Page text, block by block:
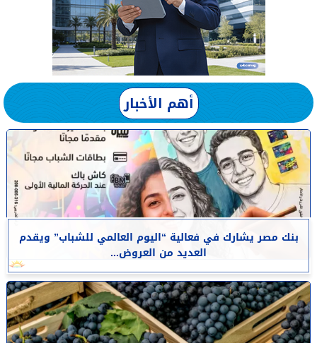
أهم الأخبار
بنك مصر يشارك في فعالية “اليوم العالمي للشباب” ويقدم
العديد من العروض...